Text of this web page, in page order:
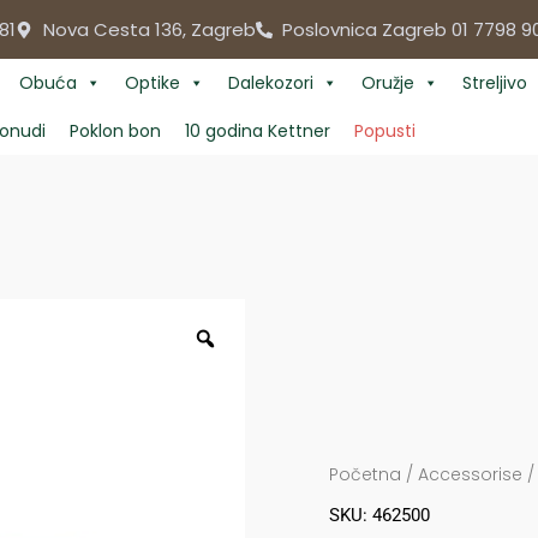
Nova Cesta 136, Zagreb Poslovnica Zagreb 01 7798
Obuća Optike Dalekozori Oružje Streljivo
Poklon bon 10 godina Kettner Popusti
Početna / Accessorise /
SKU: 462500